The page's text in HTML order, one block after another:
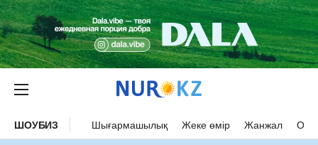
ШОУБИЗ Шығармашылық Жеке өмір Жанжал